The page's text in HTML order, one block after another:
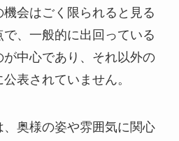
会はごく限られると見る
、一般的に出回っている
中心であり、それ以外の
表されていません。
奥様の姿や雰囲気に関心